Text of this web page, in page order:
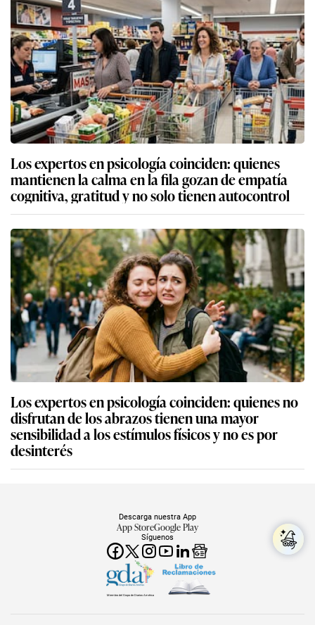
Los expertos en psicología coinciden: quienes
mantienen la calma en la fila gozan de empatía
cognitiva, gratitud y no solo tienen autocontrol
Los expertos en psicología coinciden: quienes no
disfrutan de los abrazos tienen una mayor
sensibilidad a los estímulos físicos y no es por
desinterés
Síguenos
Descarga nuestra App
App StoreGoogle Play
Miembro del Grupo de Diarios América